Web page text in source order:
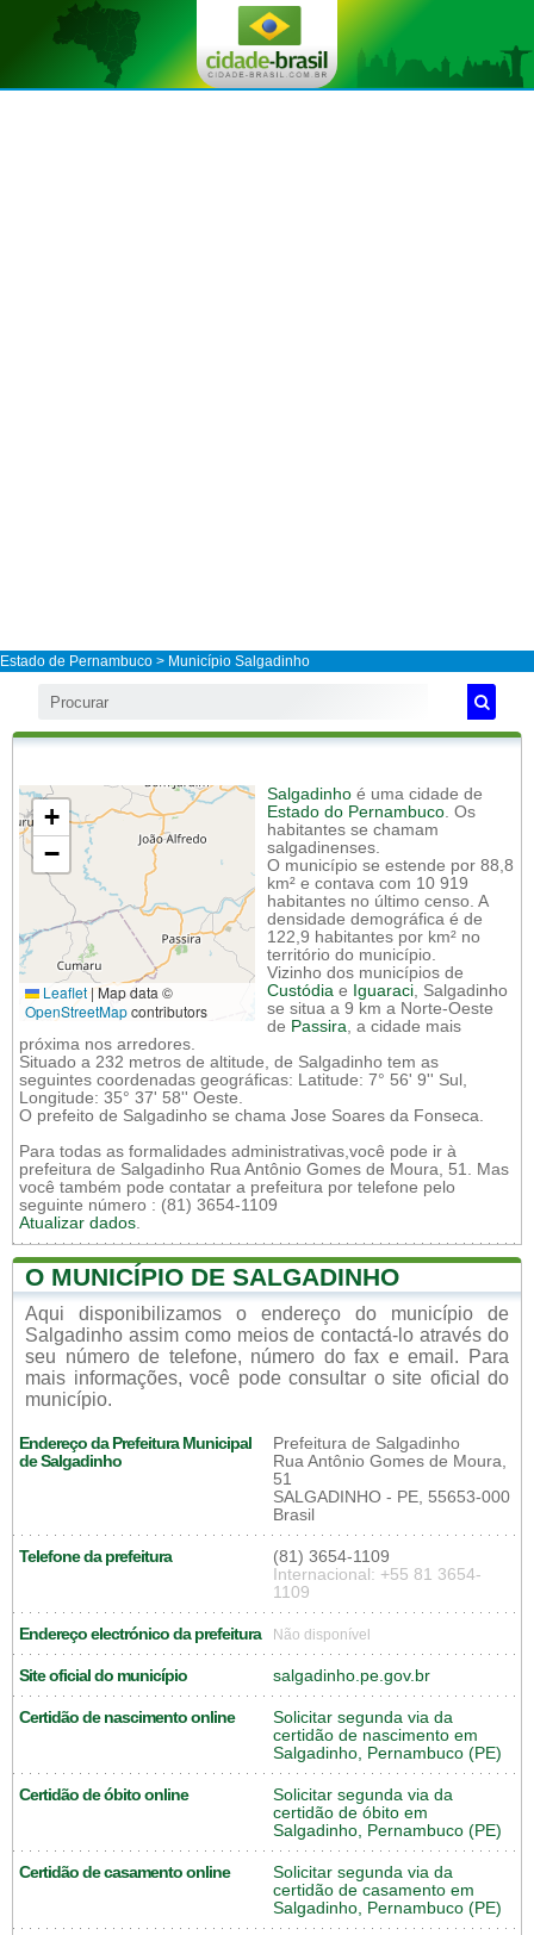
Estado de Pernambuco > Município Salgadinho
+
−
Leaflet | Map data ©
OpenStreetMapcontributors
Salgadinho é uma cidade de
Estado do Pernambuco. Os
habitantes se chamam
salgadinenses.
O município se estende por 88,8
km² e contava com 10 919
habitantes no último censo. A
densidade demográfica é de
122,9 habitantes por km² no
território do município.
Vizinho dos municípios de
Custódia e Iguaraci, Salgadinho
se situa a 9 km a Norte-Oeste
de Passira, a cidade mais
próxima nos arredores.
Situado a 232 metros de altitude, de Salgadinho tem as
seguintes coordenadas geográficas: Latitude: 7° 56' 9'' Sul,
Longitude: 35° 37' 58'' Oeste.
O prefeito de Salgadinho se chama Jose Soares da Fonseca.
Para todas as formalidades administrativas,você pode ir à
prefeitura de Salgadinho Rua Antônio Gomes de Moura, 51. Mas
você também pode contatar a prefeitura por telefone pelo
seguinte número : (81) 3654-1109
Atualizar dados.
O MUNICÍPIO DE SALGADINHO
Aqui disponibilizamos o endereço do município de
Salgadinho assim como meios de contactá-lo através do
seu número de telefone, número do fax e email. Para
mais informações, você pode consultar o site oficial do
município.
Endereço da Prefeitura Municipal
de Salgadinho
Prefeitura de Salgadinho
Rua Antônio Gomes de Moura,
51
SALGADINHO - PE, 55653-000
Brasil
Telefone da prefeitura
(81) 3654-1109
Internacional: +55 81 3654-
1109
Endereço electrónico da prefeitura Não disponível
Site oficial do município salgadinho.pe.gov.br
Certidão de nascimento online
Solicitar segunda via da
certidão de nascimento em
Salgadinho, Pernambuco (PE)
Certidão de óbito online
Solicitar segunda via da
certidão de óbito em
Salgadinho, Pernambuco (PE)
Certidão de casamento online
Solicitar segunda via da
certidão de casamento em
Salgadinho, Pernambuco (PE)